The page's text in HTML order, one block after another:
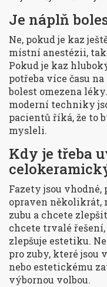
Je náplň
Ne, pokud je kaz
místní anestézii,
Pokud je kaz
potřeba více času
bolest omezena
moderní techniky
pacientů říká, že to
mysleli.
Kdy je třeba
Fazety jsou
opraven několikrát,
zubu a chcete
chcete trvalé
zlepšuje estetiku.
pro zuby, které
nebo estetickému
výbornou volbou.